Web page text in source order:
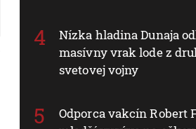
Nízka hladina Dunaja
masívny vrak lode z
svetovej vojny
Odporca vakcín Robert